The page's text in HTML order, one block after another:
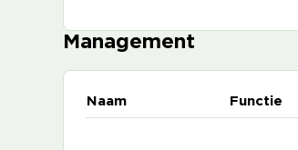
Management
Naam Functie